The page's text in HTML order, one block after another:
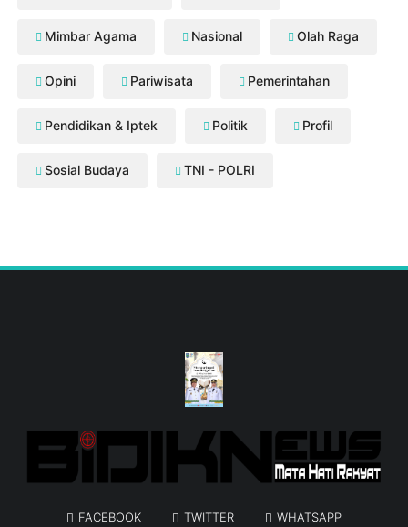
Mimbar Agama Nasional Olah Raga
Opini Pariwisata Pemerintahan
Pendidikan & Iptek Politik Profil
Sosial Budaya TNI - POLRI
FACEBOOK TWITTER WHATSAPP